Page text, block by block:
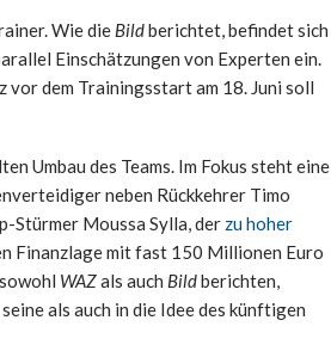
Wie die Bildberichtet, befindet sich
Einschätzungen von Experten ein.
dem Trainingsstart am 18. Juni soll
Umbau des Teams. Im Fokus steht eine
neben Rückkehrer Timo
Stürmer Moussa Sylla, der zu hoher
Finanzlage mit fast 150 Millionen Euro
WAZals auch Bildberichten,
als auch in die Idee des künftigen